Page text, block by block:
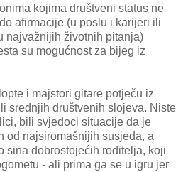
kojima društveni status ne
afirmacije (u poslu i karijeri ili
najvažnijih životnih pitanja)
su mogućnost za bijeg iz
i majstori gitare potječu iz
srednjih društvenih slojeva. Niste
bili svjedoci situacije da je
od najsiromašnijih susjeda, a
sina dobrostojećih roditelja, koji
- ali prima ga se u igru jer